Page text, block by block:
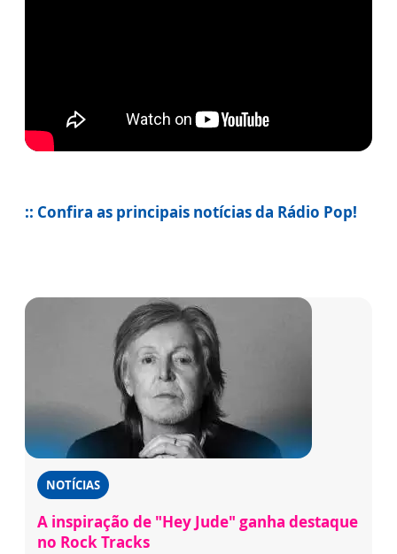
:: Confira as principais notícias da Rádio Pop!
NOTÍCIAS
A inspiração de "Hey Jude" ganha destaque
no Rock Tracks